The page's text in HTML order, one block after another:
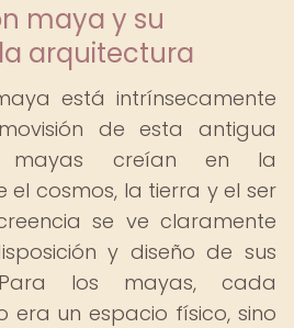
maya y su
arquitectura
está intrínsecamente
de esta antigua
mayas creían en la
el cosmos, la tierra y el ser
se ve claramente
y diseño de sus
Para los mayas, cada
era un espacio físico, sino